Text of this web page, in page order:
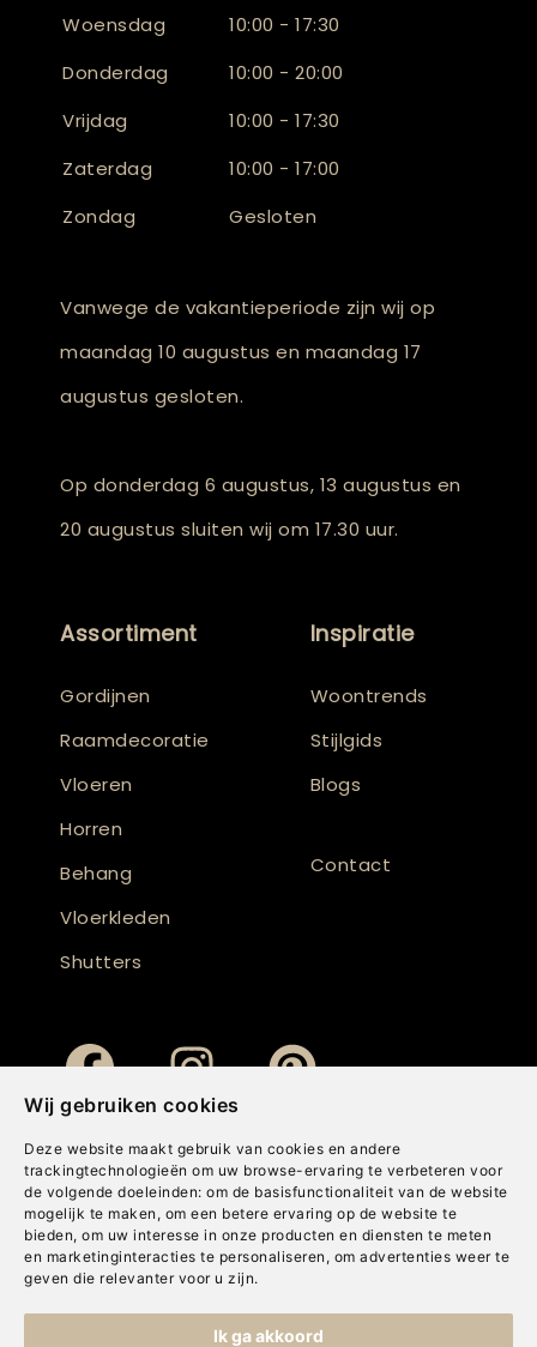
Wij gebruiken cookies
Deze website maakt gebruik van cookies en andere
trackingtechnologieën om uw browse-ervaring te verbeteren voor
de volgende doeleinden: om de basisfunctionaliteit van de website
mogelijk te maken , om een betere ervaring op de website te
bieden, om uw interesse in onze producten en diensten te meten
en marketinginteracties te personaliseren , om advertenties weer te
geven die relevanter voor u zijn.
Ik ga akkoord
Woensdag
10:00 - 17:30
Donderdag
10:00 - 20:00
Vrijdag
10:00 - 17:30
Zaterdag
10:00 - 17:00
Zondag
Gesloten
Vanwege de vakantieperiode zijn wij op
maandag 10 augustus en maandag 17
augustus gesloten.
Op donderdag 6 augustus, 13 augustus en
20 augustus sluiten wij om 17.30 uur.
Assortiment
Gordijnen
Raamdecoratie
Vloeren
Horren
Behang
Vloerkleden
Shutters
Inspiratie
Woontrends
Stijlgids
Blogs
Contact
Cookies